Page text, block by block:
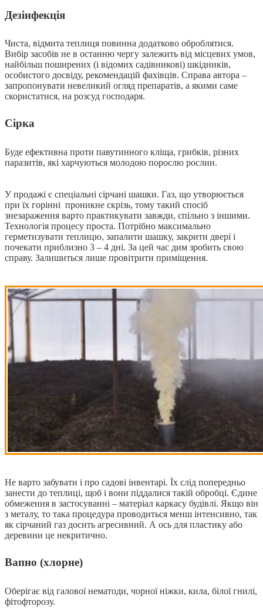
Дезінфекція
Чиста, відмита теплиця повинна додатково оброблятися.
Вибір засобів не в останню чергу залежить від місцевих умов,
найбільш поширених (і відомих садівникові) шкідників,
особистого досвіду, рекомендацій фахівців. Справа автора –
запропонувати невеликий огляд препаратів, а якими саме
скористатися, на розсуд господаря.
Сірка
Буде ефективна проти павутинного кліща, грибків, різних
паразитів, які харчуються молодою порослю рослин.
У продажі є спеціальні сірчані шашки. Газ, що утворюється
при їх горінні проникне скрізь, тому такий спосіб
знезараження варто практикувати завжди, спільно з іншими.
Технологія процесу проста. Потрібно максимально
герметизувати теплицю, запалити шашку, закрити двері і
почекати приблизно 3 – 4 дні. За цей час дим зробить свою
справу. Залишиться лише провітрити приміщення.
Не варто забувати і про садові інвентарі. Їх слід попередньо
занести до теплиці, щоб і вони піддалися такій обробці. Єдине
обмеження в застосуванні – матеріал каркасу будівлі. Якщо він
з металу, то така процедура проводиться менш інтенсивно, так
як сірчаний газ досить агресивний. А ось для пластику або
деревини це некритично.
Вапно (хлорне)
Оберігає від галової нематоди, чорної ніжки, кила, білої гнилі,
фітофторозу.